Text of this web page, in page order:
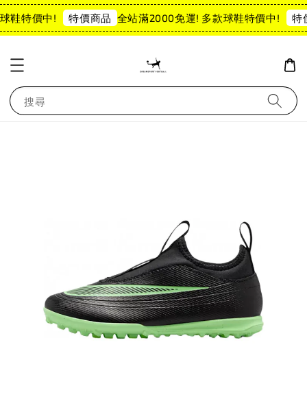
鞋特價中! 特價商品 全站滿2000免運! 多款球鞋特價中! 特
搜尋